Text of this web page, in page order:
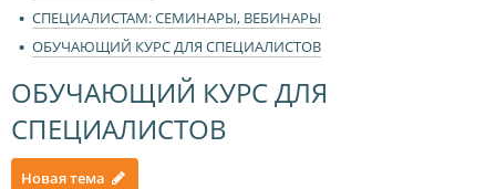
СПЕЦИАЛИСТАМ: СЕМИНАРЫ, ВЕБИНАРЫ
ОБУЧАЮЩИЙ КУРС ДЛЯ СПЕЦИАЛИСТОВ
ОБУЧАЮЩИЙ КУРС ДЛЯ
СПЕЦИАЛИСТОВ
Новая тема